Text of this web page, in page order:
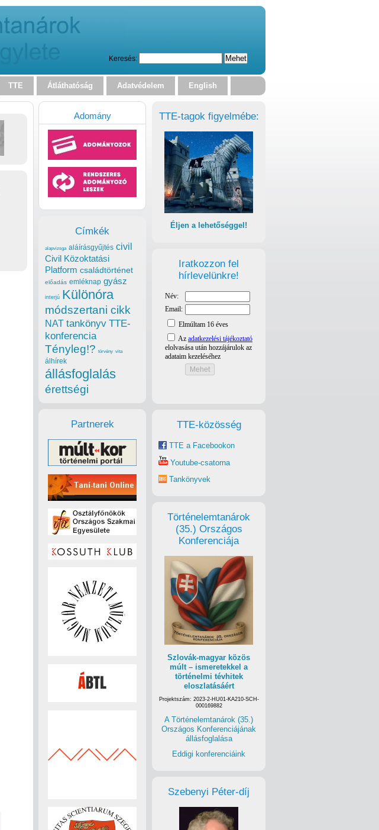
Keresés:
TTE Átláthatóság Adatvédelem English
TTE-tagok figyelmébe:
Éljen a lehetőséggel!
Iratkozzon fel
hírlevelünkre!
TTE-közösség
TTE a Facebookon
Youtube-csatorna
Tankönyvek
Történelemtanárok
(35.) Országos
Konferenciája
Szlovák-magyar közös
múlt – ismeretekkel a
történelmi tévhitek
eloszlatásáért
Projektszám: 2023-2-HU01-KA210-SCH-
000169882
A Történelemtanárok (35.)
Országos Konferenciájának
állásfoglalása
Eddigi konferenciáink
Szebenyi Péter-díj
Adomány
Címkék
alapvizsga aláírásgyűjtés civil
Civil Közoktatási
Platform családtörténet
előadás emléknap gyász
interjú Különóra
módszertani cikk
NAT tankönyv TTE-
konferencia
Tényleg!? törvény vita
álhírek
állásfoglalás
érettségi
Partnerek